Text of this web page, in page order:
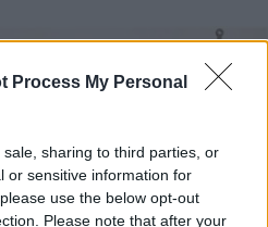
Process My Personal
sharing to third parties, or
or sensitive information for
use the below opt-out
Please note that after your